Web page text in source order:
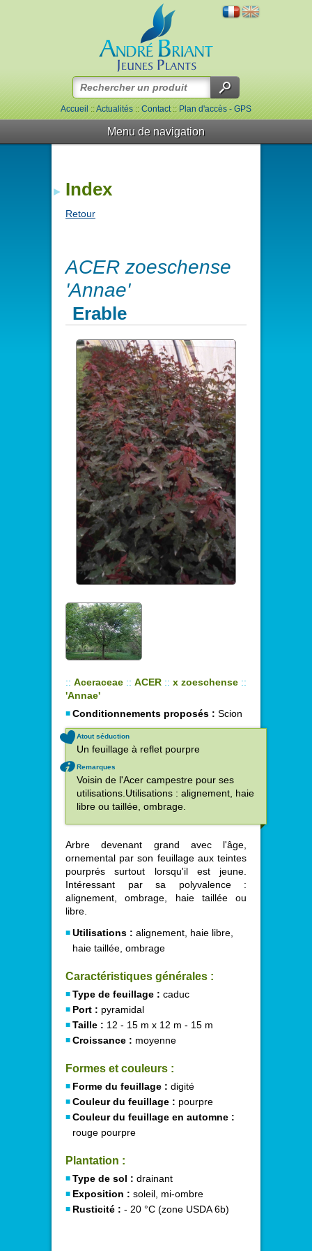
Accueil::Actualités::Contact::Plan d'accès - GPS
Menu de navigation
Index
Retour
ACER zoeschense
'Annae'
Erable
:: Aceraceae :: ACER :: x zoeschense ::
'Annae'
Conditionnements proposés : Scion
Atout séduction
Un feuillage à reflet pourpre
Remarques
Voisin de l'Acer campestre pour ses
utilisations.Utilisations : alignement, haie
libre ou taillée, ombrage.
Arbre devenant grand avec l'âge,
ornemental par son feuillage aux teintes
pourprés surtout lorsqu'il est jeune.
Intéressant par sa polyvalence :
alignement, ombrage, haie taillée ou
libre.
Utilisations : alignement, haie libre,
haie taillée, ombrage
Caractéristiques générales :
Type de feuillage : caduc
Port : pyramidal
Taille : 12 - 15 m x 12 m - 15 m
Croissance : moyenne
Formes et couleurs :
Forme du feuillage : digité
Couleur du feuillage : pourpre
Couleur du feuillage en automne :
rouge pourpre
Plantation :
Type de sol : drainant
Exposition : soleil, mi-ombre
Rusticité : - 20 °C (zone USDA 6b)